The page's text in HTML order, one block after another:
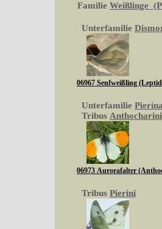
Familie Weißlinge
Unterfamilie
06967 Senfweißling
Unterfamilie
Tribus Anthocharini
06973 Aurorafalter
Tribus Pierini